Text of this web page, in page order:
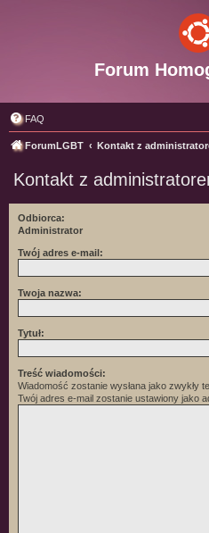
Forum
FAQ
ForumLGBT Kontakt z
Kontakt z
Odbiorca:
Administrator
Twój adres e-mail:
Twoja nazwa:
Tytuł:
Treść wiadomości:
Wiadomość zostanie wysłana jako zwykły
Twój adres e-mail zostanie ustawiony jako